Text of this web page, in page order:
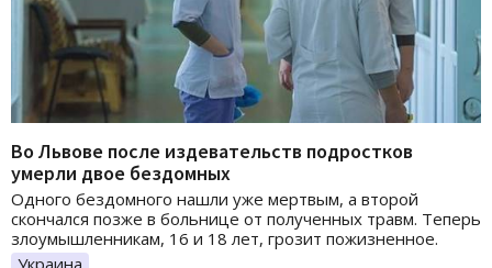
Во Львове после издевательств подростков
умерли двое бездомных
Одного бездомного нашли уже мертвым, а второй
скончался позже в больнице от полученных травм. Теперь
злоумышленникам, 16 и 18 лет, грозит пожизненное.